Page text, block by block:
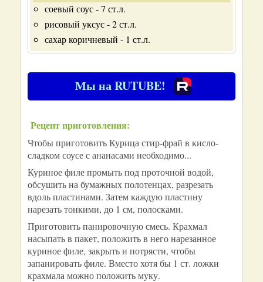
соевый соус - 7 ст.л.
рисовый уксус - 2 ст.л.
сахар коричневый - 1 ст.л.
Мы на RUTUBE!
Рецепт приготовления:
Чтобы приготовить Курица стир-фрай в кисло-
сладком соусе с ананасами необходимо...
Куриное филе промыть под проточной водой,
обсушить на бумажных полотенцах, разрезать
вдоль пластинами. Затем каждую пластину
нарезать тонкими, до 1 см, полосками.
Приготовить панировочную смесь. Крахмал
насыпать в пакет, положить в него нарезанное
куриное филе, закрыть и потрясти, чтобы
запанировать филе. Вместо хотя бы 1 ст. ложки
крахмала можно положить муку.